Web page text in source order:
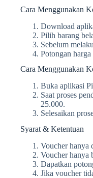
Cara Menggunakan
Download
Pilih barang
Sebelum
Potongan
Cara Menggunakan
Buka aplikasi
Saat proses
25.000.
Selesaikan
Syarat & Ketentuan
Voucher hanya
Voucher hanya
Dapatkan
Jika voucher